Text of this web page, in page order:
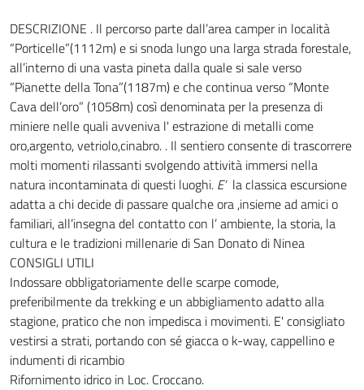
DESCRIZIONE . Il percorso parte dall’area camper in località
“Porticelle”(1112m) e si snoda lungo una larga strada forestale,
all’interno di una vasta pineta dalla quale si sale verso
“Pianette della Tona”(1187m) e che continua verso “Monte
Cava dell’oro” (1058m) così denominata per la presenza di
miniere nelle quali avveniva l' estrazione di metalli come
oro,argento, vetriolo,cinabro. . Il sentiero consente di trascorrere
molti momenti rilassanti svolgendo attività immersi nella
natura incontaminata di questi luoghi. E’ la classica escursione
adatta a chi decide di passare qualche ora ,insieme ad amici o
familiari, all’insegna del contatto con l’ ambiente, la storia, la
cultura e le tradizioni millenarie di San Donato di Ninea
CONSIGLI UTILI
Indossare obbligatoriamente delle scarpe comode,
preferibilmente da trekking e un abbigliamento adatto alla
stagione, pratico che non impedisca i movimenti. E' consigliato
vestirsi a strati, portando con sé giacca o k-way, cappellino e
indumenti di ricambio
Rifornimento idrico in Loc. Croccano.